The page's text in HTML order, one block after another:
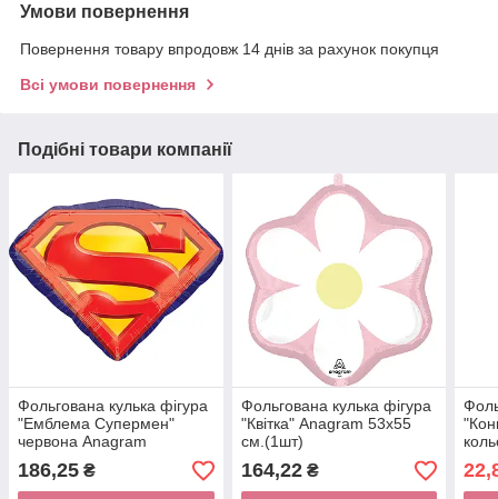
Умови повернення
Повернення товару впродовж 14 днів за рахунок покупця
Всі умови повернення
Подібні товари компанії
Фольгована кулька фігура
"Емблема Супермен"
червона Anagram
66х50см. (1шт)
186,25 ₴
Фольгована кулька фігура
"Квітка" Anagram 53х55
см.(1шт)
164,22₴